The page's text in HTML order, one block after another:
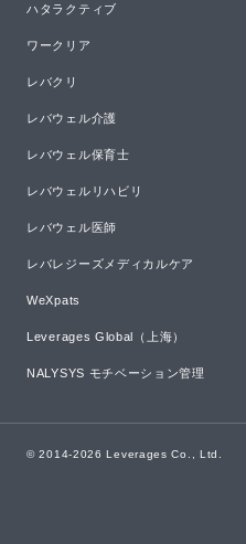
ハタラクティブ
ワークリア
レバクリ
レバウェル介護
レバウェル保育士
レバウェルリハビリ
レバウェル医師
レバレジーズメディカルケア
WeXpats
Leverages Global（上海）
NALYSYS モチベーション管理
© 2014-2026 Leverages Co., Ltd.